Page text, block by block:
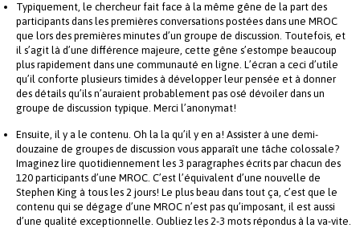
Typiquement, le chercheur fait face à la même gêne de la part des
participants dans les premières conversations postées dans une MROC
que lors des premières minutes d’un groupe de discussion. Toutefois, et
il s’agit là d’une différence majeure, cette gêne s’estompe beaucoup
plus rapidement dans une communauté en ligne. L’écran a ceci d’utile
qu’il conforte plusieurs timides à développer leur pensée et à donner
des détails qu’ils n’auraient probablement pas osé dévoiler dans un
groupe de discussion typique. Merci l’anonymat!
Ensuite, il y a le contenu. Oh la la qu’il y en a! Assister à une demi-
douzaine de groupes de discussion vous apparaît une tâche colossale?
Imaginez lire quotidiennement les 3 paragraphes écrits par chacun des
120 participants d’une MROC. C’est l’équivalent d’une nouvelle de
Stephen King à tous les 2 jours! Le plus beau dans tout ça, c’est que le
contenu qui se dégage d’une MROC n’est pas qu’imposant, il est aussi
d’une qualité exceptionnelle. Oubliez les 2-3 mots répondus à la va-vite.